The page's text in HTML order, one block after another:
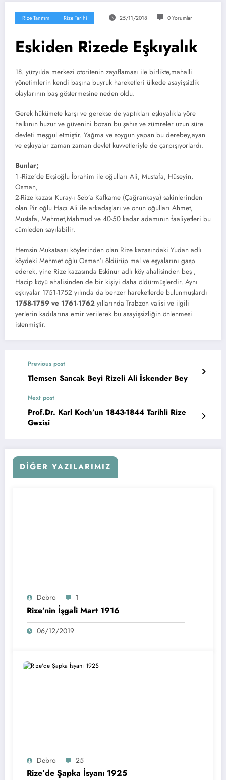
Rize Tanıtım Rize Tarihi 25/11/2018 0 Yorumlar
Eskiden Rizede Eşkıyalık
18. yüzyılda merkezi otoritenin zayıflaması ile birlikte,mahalli
yönetimlerin kendi başına buyruk hareketleri ülkede asayişsizlik
olaylarının baş göstermesine neden oldu.
Gerek hükümete karşı ve gerekse de yaptıkları eşkıyalıkla yöre
halkının huzur ve güvenini bozan bu şahıs ve zümreler uzun süre
devleti meşgul etmiştir. Yağma ve soygun yapan bu derebey,ayan
ve eşkıyalar zaman zaman devlet kuvvetleriyle de çarpışıyorlardı.
Bunlar;
1 -Rize’de Ekşioğlu İbrahim ile oğulları Ali, Mustafa, Hüseyin,
Osman,
2-Rize kazası Kuray-ı Seb’a Kafkame (Çağrankaya) sakinlerinden
olan Pir oğlu Hacı Ali ile arkadaşları ve onun oğulları Ahmet,
Mustafa, Mehmet,Mahmud ve 40-50 kadar adamının faaliyetleri bu
cümleden sayılabilir.
Hemsin Mukataası köylerinden olan Rize kazasındaki Yudan adlı
köydeki Mehmet oğlu Osman’ı öldürüp mal ve eşyalarını gasp
ederek, yine Rize kazasında Eskinur adlı köy ahalisinden beş ,
Hacip köyü ahalisinden de bir kişiyi daha öldürmüşlerdir. Aynı
eşkıyalar 1751-1752 yılında da benzer hareketlerde bulunmuşlardı
1758-1759 ve 1761-1762 yıllarında Trabzon valisi ve ilgili
yerlerin kadılarına emir verilerek bu asayişsizliğin önlenmesi
istenmiştir.
Previous post
Tlemsen Sancak Beyi Rizeli Ali İskender Bey
Next post
Prof.Dr. Karl Koch’un 1843-1844 Tarihli Rize
Gezisi
DIĞER YAZILARIMIZ
Debro 1
Rize’nin İşgali Mart 1916
06/12/2019
Debro 25
Rize’de Şapka İsyanı 1925